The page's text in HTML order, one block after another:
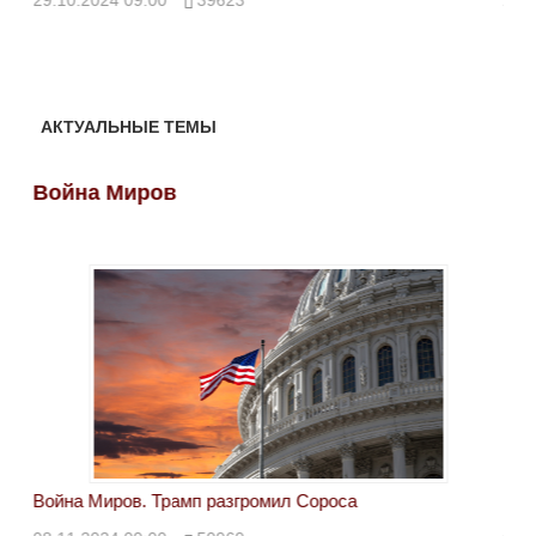
АКТУАЛЬНЫЕ ТЕМЫ
Война Миров
Война Миров. Трамп разгромил Сороса